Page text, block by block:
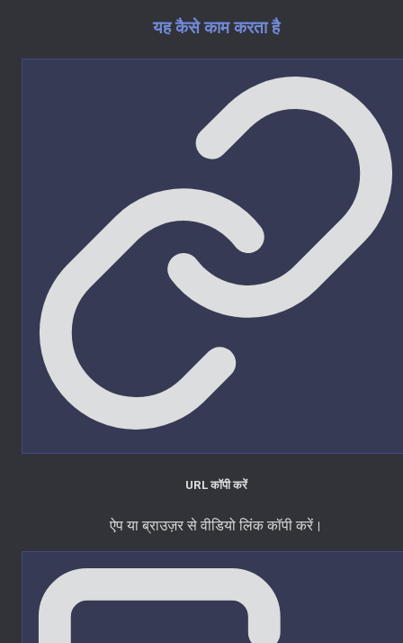
यह कैसे काम करता है
URL कॉपी करें
ऐप या ब्राउज़र से वीडियो लिंक कॉपी करें।